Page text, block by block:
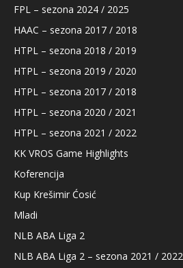
FPL – sezona 2024 / 2025
HAAC – sezona 2017 / 2018
HTPL – sezona 2018 / 2019
HTPL – sezona 2019 / 2020
HTPL – sezona 2017 / 2018
HTPL – sezona 2020 / 2021
HTPL – sezona 2021 / 2022
KK VROS Game Highlights
Koferencija
Kup Krešimir Ćosić
Mladi
NLB ABA Liga 2
NLB ABA Liga 2 – sezona 2021 / 2022